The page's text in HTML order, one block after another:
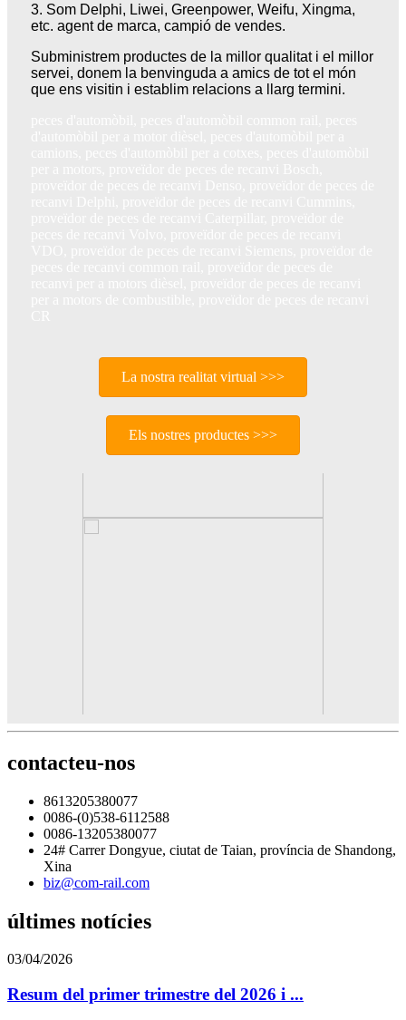
3. Som Delphi, Liwei, Greenpower, Weifu, Xingma,
etc. agent de marca, campió de vendes.
Subministrem productes de la millor qualitat i el millor
servei, donem la benvinguda a amics de tot el món
que ens visitin i establim relacions a llarg termini.
La nostra realitat virtual >>>
Els nostres productes >>>
contacteu-nos
8613205380077
0086-(0)538-6112588
0086-13205380077
24# Carrer Dongyue, ciutat de Taian, província de Shandong,
Xina
biz@com-rail.com
últimes notícies
03/04/2026
Resum del primer trimestre del 2026 i ...